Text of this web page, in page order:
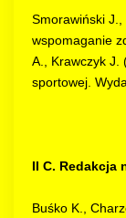
Smorawiński
wspomaganie
A., Krawczyk J.
sportowej.
II C. Redakcja
Buśko K.,